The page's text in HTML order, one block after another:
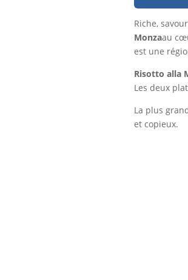
Riche,
Monzaau
est une
Risotto alla
Les deux
La plus
et copieux.